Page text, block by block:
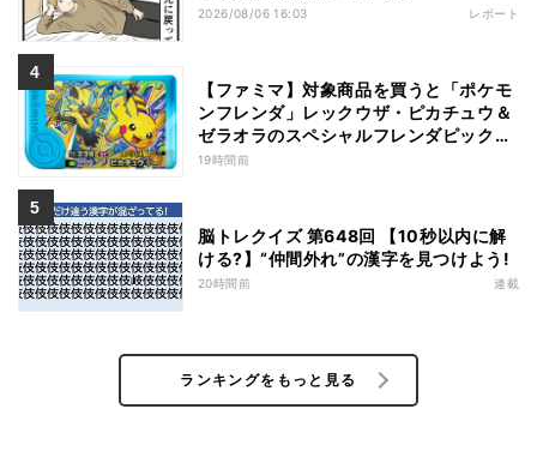
2026/08/06 16:03 レポート
【ファミマ】対象商品を買うと「ポケモ
ンフレンダ」レックウザ・ピカチュウ＆
ゼラオラのスペシャルフレンダピックが
もらえるキャンペーン
19時間前
脳トレクイズ 第648回 【10秒以内に解
ける?】“仲間外れ”の漢字を見つけよう!
20時間前 連載
ランキングをもっと見る